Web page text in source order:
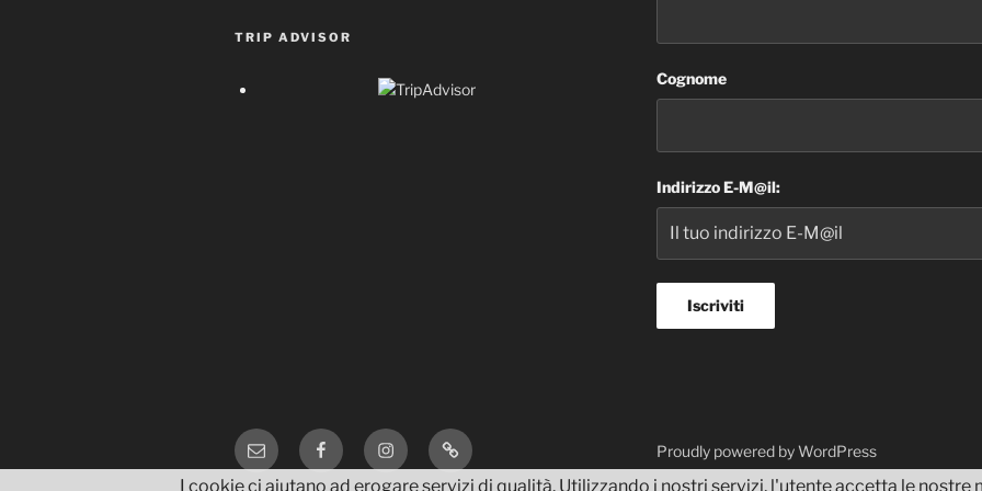
TRIP ADVISOR
Cognome
Indirizzo E-M@il:
Email FacebookInstagramTripAdvisor Proudly powered by WordPress
I cookie ci aiutano ad erogare servizi di qualità. Utilizzando i nostri servizi, l'utente accetta le nostre